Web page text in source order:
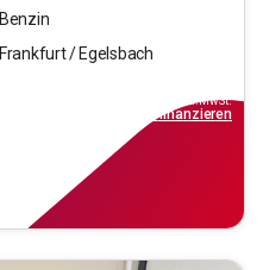
Benzin
Frankfurt / Egelsbach
inkl.MwSt.
finanzieren